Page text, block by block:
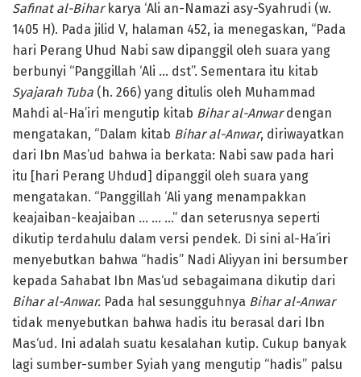
Safinat al-Biharkarya ‘Ali an-Namazi asy-Syahrudi (w.
1405 H). Pada jilid V, halaman 452, ia menegaskan, “Pada
hari Perang Uhud Nabi saw dipanggil oleh suara yang
berbunyi “Panggillah ‘Ali … dst”. Sementara itu kitab
Syajarah Tuba (h. 266) yang ditulis oleh Muhammad
Mahdi al-Ha’iri mengutip kitab Bihar al-Anwardengan
mengatakan, “Dalam kitab Bihar al-Anwar, diriwayatkan
dari Ibn Mas’ud bahwa ia berkata: Nabi saw pada hari
itu [hari Perang Uhdud] dipanggil oleh suara yang
mengatakan. “Panggillah ‘Ali yang menampakkan
keajaiban-keajaiban … … …” dan seterusnya seperti
dikutip terdahulu dalam versi pendek. Di sini al-Ha’iri
menyebutkan bahwa “hadis” Nadi Aliyyan ini bersumber
kepada Sahabat Ibn Mas‘ud sebagaimana dikutip dari
Bihar al-Anwar. Pada hal sesungguhnya Bihar al-Anwar
tidak menyebutkan bahwa hadis itu berasal dari Ibn
Mas‘ud. Ini adalah suatu kesalahan kutip. Cukup banyak
lagi sumber-sumber Syiah yang mengutip “hadis” palsu